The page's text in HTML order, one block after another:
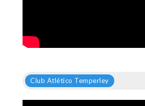
Club Atlético Temperley